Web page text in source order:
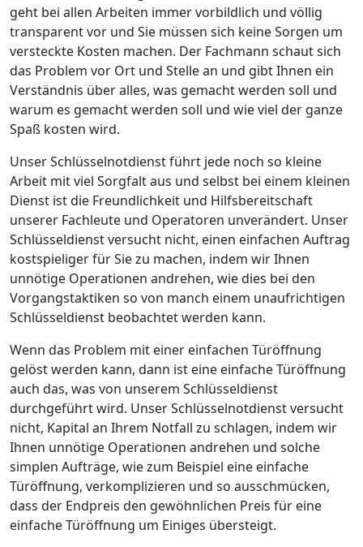
geht bei allen Arbeiten immer vorbildlich und völlig
transparent vor und Sie müssen sich keine Sorgen um
versteckte Kosten machen. Der Fachmann schaut sich
das Problem vor Ort und Stelle an und gibt Ihnen ein
Verständnis über alles, was gemacht werden soll und
warum es gemacht werden soll und wie viel der ganze
Spaß kosten wird.
Unser Schlüsselnotdienst führt jede noch so kleine
Arbeit mit viel Sorgfalt aus und selbst bei einem kleinen
Dienst ist die Freundlichkeit und Hilfsbereitschaft
unserer Fachleute und Operatoren unverändert. Unser
Schlüsseldienst versucht nicht, einen einfachen Auftrag
kostspieliger für Sie zu machen, indem wir Ihnen
unnötige Operationen andrehen, wie dies bei den
Vorgangstaktiken so von manch einem unaufrichtigen
Schlüsseldienst beobachtet werden kann.
Wenn das Problem mit einer einfachen Türöffnung
gelöst werden kann, dann ist eine einfache Türöffnung
auch das, was von unserem Schlüsseldienst
durchgeführt wird. Unser Schlüsselnotdienst versucht
nicht, Kapital an Ihrem Notfall zu schlagen, indem wir
Ihnen unnötige Operationen andrehen und solche
simplen Aufträge, wie zum Beispiel eine einfache
Türöffnung, verkomplizieren und so ausschmücken,
dass der Endpreis den gewöhnlichen Preis für eine
einfache Türöffnung um Einiges übersteigt.